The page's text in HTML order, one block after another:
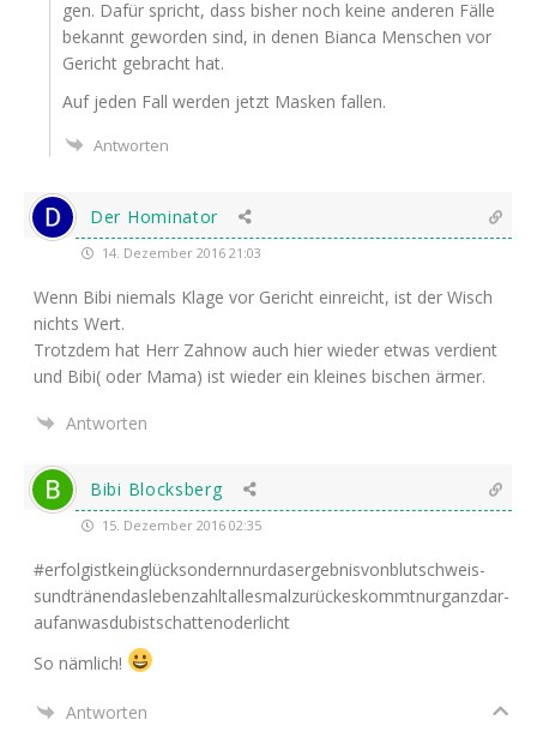
gen. Dafür spricht, dass bis­her noch kei­ne ande­ren Fäl­le
bekannt gewor­den sind, in denen Bian­ca Men­schen vor
Gericht gebracht hat.
Auf jeden Fall wer­den jetzt Mas­ken fallen.
Antworten
Der Hominator
14. Dezember 2016 21:03
Wenn Bibi nie­mals Kla­ge vor Gericht ein­reicht, ist der Wisch
nichts Wert.
Trotz­dem hat Herr Zahnow auch hier wie­der etwas ver­dient
und Bibi( oder Mama) ist wie­der ein klei­nes bischen ärmer.
Antworten
Bibi Blocksberg
15. Dezember 2016 02:35
#erfol­gistk­ein­glück­son­dernn­ur­das­er­geb­nis­von­blut­schweis­
sund­trä­nen­das­le­ben­zahl­t­al­les­mal­zu­rü­ckes­kommtnur­ganz­dar­
auf­an­was­du­bist­schat­te­no­der­licht
So näm­lich!
Antworten